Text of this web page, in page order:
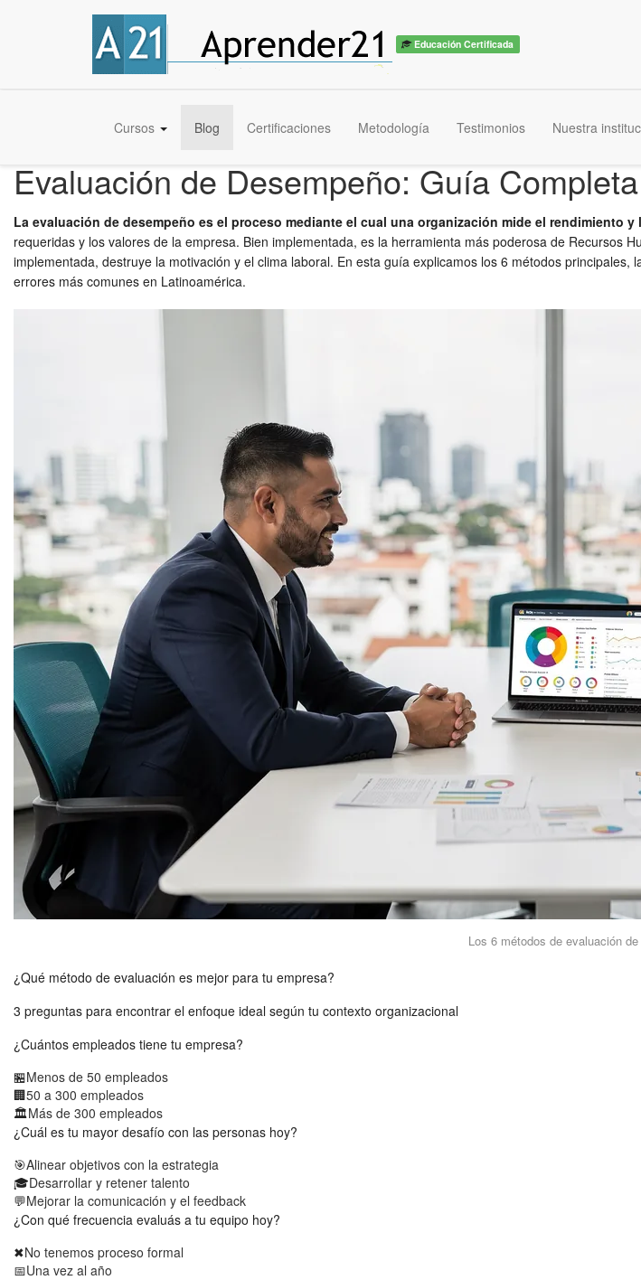
Educación Certificada
Cursos Blog Certificaciones Metodología Testimonios Nuestra
Evaluación de Desempeño: Guía
La evaluación de desempeño es el proceso mediante el cual una organización mide el rendimiento
requeridas y los valores de la empresa. Bien implementada, es la herramienta más poderosa de Recursos
implementada, destruye la motivación y el clima laboral. En esta guía explicamos los 6 métodos
errores más comunes en Latinoamérica.
Los 6 métodos de evaluación
¿Qué método de evaluación es mejor para tu empresa?
3 preguntas para encontrar el enfoque ideal según tu contexto organizacional
¿Cuántos empleados tiene tu empresa?
🏪Menos de 50 empleados
🏢50 a 300 empleados
🏛Más de 300 empleados
¿Cuál es tu mayor desafío con las personas hoy?
🎯Alinear objetivos con la estrategia
🎓Desarrollar y retener talento
💬Mejorar la comunicación y el feedback
¿Con qué frecuencia evaluás a tu equipo hoy?
✖No tenemos proceso formal
📅Una vez al año